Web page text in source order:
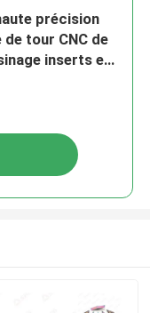
précision
tour CNC de
inserts en